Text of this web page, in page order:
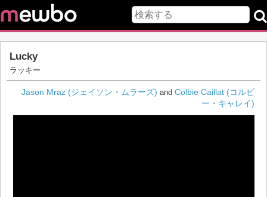
Lucky
ラッキー
Jason Mraz (ジェイソン・ムラーズ) and Colbie Caillat (コルビ
ー・キャレイ)